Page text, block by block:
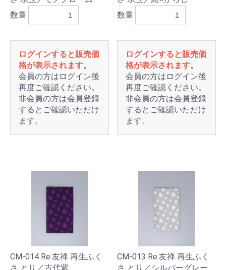
数量
ログインすると販売価
格が表示されます。
会員の方はログイン後
再度ご確認ください。
非会員の方は会員登録
するとご確認いただけ
ます。
数量
ログインすると販売価
格が表示されます。
会員の方はログイン後
再度ご確認ください。
非会員の方は会員登録
するとご確認いただけ
ます。
CM-014 Re:友禅 再生ふく
さ とり／古代紫
CM-013 Re:友禅 再生ふく
さ とり／シルバーグレー